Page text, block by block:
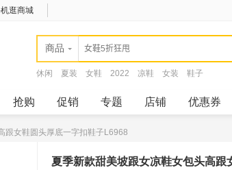
逛商城
商品
休闲 夏装 女鞋 2022 凉鞋 女装 鞋子
抢购 促销 专题 店铺 优惠券
跟女鞋圆头厚底一字扣鞋子L6968
夏季新款甜美坡跟女凉鞋女包头高跟